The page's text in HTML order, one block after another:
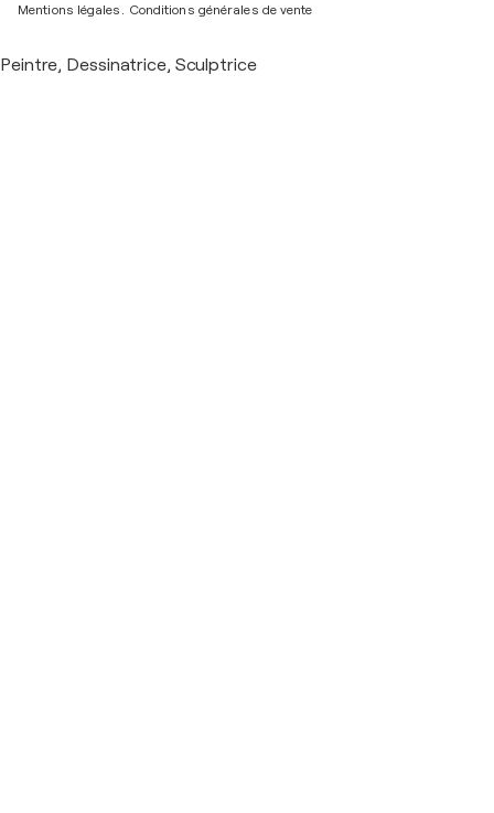
Mentions légales.
Conditions générales de vente
Peintre, Dessinatrice, Sculptrice